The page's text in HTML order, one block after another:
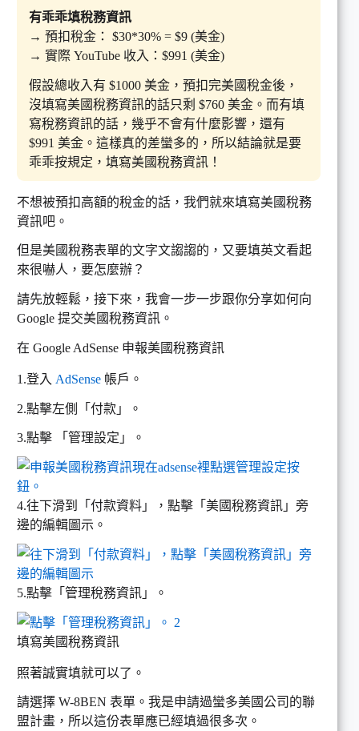
有乖乖填稅務資訊
→ 預扣稅金： $30*30% = $9 (美金)
→ 實際 YouTube 收入：$991 (美金)
假設總收入有 $1000 美金，預扣完美國稅金後，
沒填寫美國稅務資訊的話只剩 $760 美金。而有填
寫稅務資訊的話，幾乎不會有什麼影響，還有
$991 美金。這樣真的差蠻多的，所以結論就是要
乖乖按規定，填寫美國稅務資訊！
不想被預扣高額的稅金的話，我們就來填寫美國稅務
資訊吧。
但是美國稅務表單的文字文謅謅的，又要填英文看起
來很嚇人，要怎麼辦？
請先放輕鬆，接下來，我會一步一步跟你分享如何向
Google 提交美國稅務資訊。
在 Google AdSense 申報美國稅務資訊
1.登入 AdSense 帳戶。
2.點擊左側「付款」。
3.點擊 「管理設定」。
4.往下滑到「付款資料」，點擊「美國稅務資訊」旁
邊的編輯圖示。
5.點擊「管理稅務資訊」。
填寫美國稅務資訊
照著誠實填就可以了。
請選擇 W-8BEN 表單。我是申請過蠻多美國公司的聯
盟計畫，所以這份表單應已經填過很多次。